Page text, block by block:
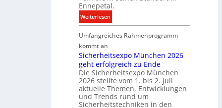
n
e
n
M
r
k
e
n
s
p
a
n
e
r
b
e
l
e
B
r
n
d
f
r
ü
h
Ennepetal.
Weiterlesen:
D
o
m
a
k
a
b
a
Umfangreiches Rahmenprogramm
kommt an
Sicherheitsexpo München 2026
geht erfolgreich zu Ende
Die Sicherheitsexpo München
2026 stellte vom 1. bis 2. Juli
aktuelle Themen, Entwicklungen
und Trends rund um
Sicherheitstechniken in den